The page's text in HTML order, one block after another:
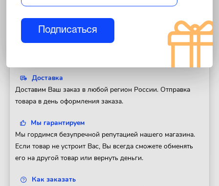
Доставка
Доставим Ваш заказ в любой регион России. Отправка
товара в день оформления заказа.
Мы гарантируем
Мы гордимся безупречной репутацией нашего магазина.
Если товар не устроит Вас, Вы всегда сможете обменять
его на другой товар или вернуть деньги.
Как заказать
Подписаться